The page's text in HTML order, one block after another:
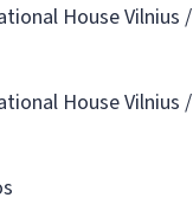
House Vilnius /
House Vilnius /